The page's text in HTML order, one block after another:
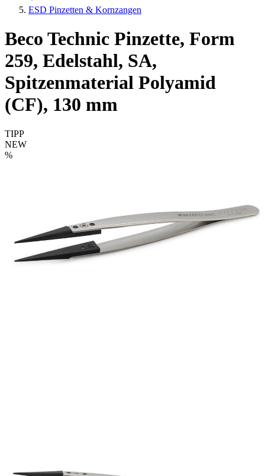
ESD Pinzetten & Kornzangen
Beco Technic Pinzette, Form
259, Edelstahl, SA,
Spitzenmaterial Polyamid
(CF), 130 mm
TIPP
NEW
%